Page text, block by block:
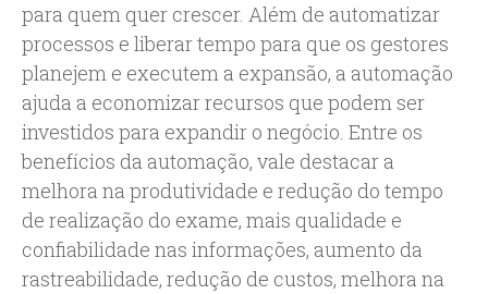
para quem quer crescer. Além de automatizar
processos e liberar tempo para que os gestores
planejem e executem a expansão, a automação
ajuda a economizar recursos que podem ser
investidos para expandir o negócio. Entre os
benefícios da automação, vale destacar a
melhora na produtividade e redução do tempo
de realização do exame, mais qualidade e
confiabilidade nas informações, aumento da
rastreabilidade, redução de custos, melhora na